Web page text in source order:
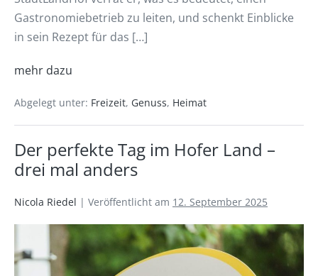
Gastronomiebetrieb zu leiten, und schenkt Einblicke
in sein Rezept für das […]
mehr dazu
Abgelegt unter: Freizeit, Genuss, Heimat
Der perfekte Tag im Hofer Land –
drei mal anders
Nicola Riedel | Veröffentlicht am 12. September 2025